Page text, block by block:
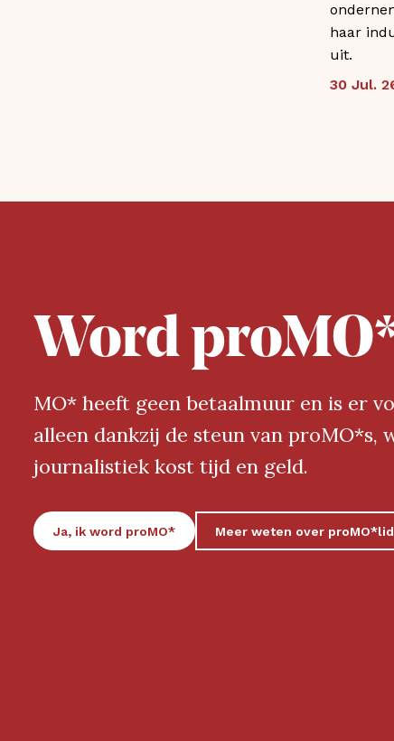
haar
uit.
30 Jul.
Word
MO* heeft geen betaalmuur en is er
alleen dankzij de steun van proMO*s,
journalistiek kost tijd en geld.
Ja, ik word proMO* Meer weten over